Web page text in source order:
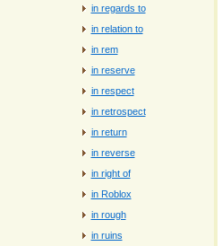
in regards to
in relation to
in rem
in reserve
in respect
in retrospect
in return
in reverse
in right of
in Roblox
in rough
in ruins